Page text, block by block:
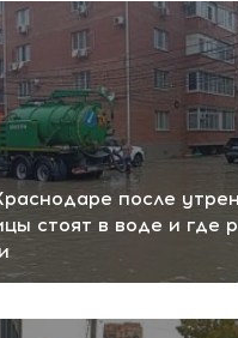
после
стоят в воде и где